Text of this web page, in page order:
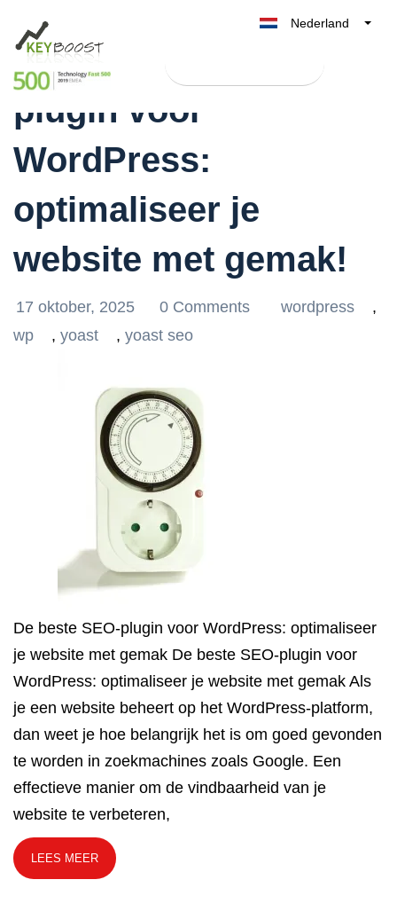
Nederland
België
Ontdek de beste SEO-
plugin voor
WordPress:
optimaliseer je
website met gemak!
17 oktober, 2025 0 Comments wordpress
,
wp
, yoast , yoast seo
De beste SEO-plugin voor WordPress: optimaliseer
je website met gemak De beste SEO-plugin voor
WordPress: optimaliseer je website met gemak Als
je een website beheert op het WordPress-platform,
dan weet je hoe belangrijk het is om goed gevonden
te worden in zoekmachines zoals Google. Een
effectieve manier om de vindbaarheid van je
website te verbeteren,
LEES MEER